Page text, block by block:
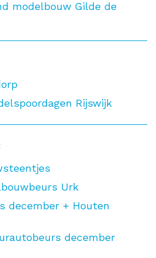
modelbouw Gilde de
Rijswijk
Urk
december + Houten
december